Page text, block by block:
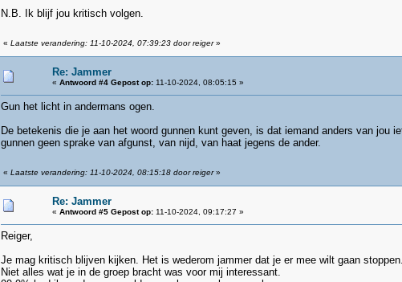
N.B. Ik blijf jou kritisch volgen.
« Laatste verandering: 11-10-2024, 07:39:23 door reiger»
Re: Jammer
« Antwoord #4 Gepost op:11-10-2024, 08:05:15 »
Gun het licht in andermans ogen.
De betekenis die je aan het woord gunnen kunt geven, is dat iemand anders van
gunnen geen sprake van afgunst, van nijd, van haat jegens de ander.
« Laatste verandering: 11-10-2024, 08:15:18 door reiger»
Re: Jammer
« Antwoord #5 Gepost op:11-10-2024, 09:17:27 »
Reiger,
Je mag kritisch blijven kijken. Het is wederom jammer dat je er mee wilt gaan stoppen.
Niet alles wat je in de groep bracht was voor mij interessant.